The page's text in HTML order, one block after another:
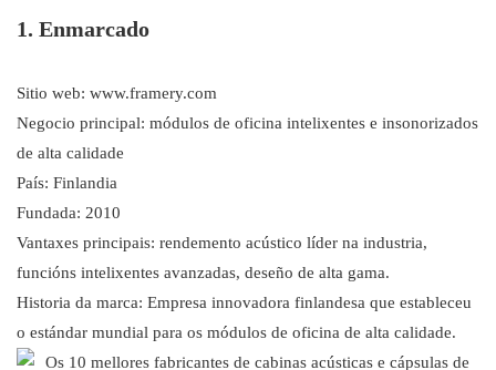
1. Enmarcado
Sitio web: www.framery.com
Negocio principal: módulos de oficina intelixentes e insonorizados
de alta calidade
País: Finlandia
Fundada: 2010
Vantaxes principais: rendemento acústico líder na industria,
funcións intelixentes avanzadas, deseño de alta gama.
Historia da marca: Empresa innovadora finlandesa que estableceu
o estándar mundial para os módulos de oficina de alta calidade.